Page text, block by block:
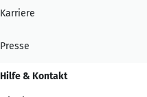
Karriere
Presse
Hilfe & Kontakt